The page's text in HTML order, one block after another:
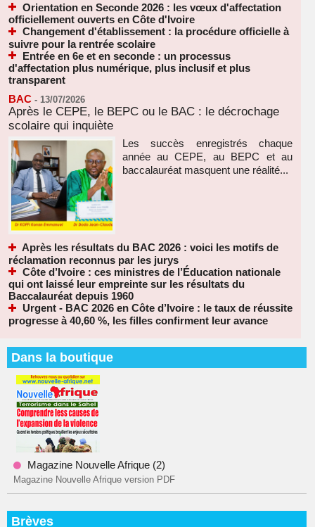
Orientation en Seconde 2026 : les vœux d'affectation
officiellement ouverts en Côte d'Ivoire
Changement d'établissement : la procédure officielle à
suivre pour la rentrée scolaire
Entrée en 6e et en seconde : un processus
d'affectation plus numérique, plus inclusif et plus
transparent
BAC - 13/07/2026
Après le CEPE, le BEPC ou le BAC : le décrochage
scolaire qui inquiète
Les succès enregistrés chaque
année au CEPE, au BEPC et au
baccalauréat masquent une réalité...
Après les résultats du BAC 2026 : voici les motifs de
réclamation reconnus par les jurys
Côte d’Ivoire : ces ministres de l’Éducation nationale
qui ont laissé leur empreinte sur les résultats du
Baccalauréat depuis 1960
Urgent - BAC 2026 en Côte d’Ivoire : le taux de réussite
progresse à 40,60 %, les filles confirment leur avance
Dans la boutique
Magazine Nouvelle Afrique (2)
Magazine Nouvelle Afrique version PDF
Brèves